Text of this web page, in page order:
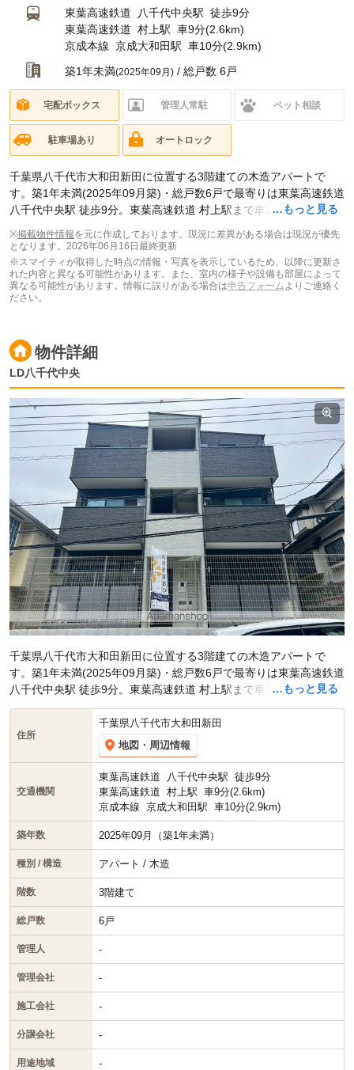
東葉高速鉄道 八千代中央駅 徒歩9分
東葉高速鉄道 村上駅 車9分(2.6km)
京成本線 京成大和田駅 車10分(2.9km)
築1年未満(2025年09月) / 総戸数 6戸
宅配ボックス 管理人常駐 ペット相談
駐車場あり オートロック
…もっと見る
千葉県八千代市大和田新田に位置する3階建ての木造アパートで
す。築1年未満(2025年09月築)・総戸数6戸で最寄りは東葉高速鉄道
八千代中央駅 徒歩9分。東葉高速鉄道 村上駅まで車9分(2.6km)で
ます。
※掲載物件情報を元に作成しております。現況に差異がある場合は現況が優先
となります。 2026年06月16日最終更新
※スマイティが取得した時点の情報・写真を表示しているため、以降に更新さ
れた内容と異なる可能性があります。また、室内の様子や設備も部屋によって
異なる可能性があります。情報に誤りがある場合は申告フォーム よりご連絡く
ださい。
物件詳細
LD八千代中央
…もっと見る
千葉県八千代市大和田新田に位置する3階建ての木造アパートで
す。築1年未満(2025年09月築)・総戸数6戸で最寄りは東葉高速鉄道
八千代中央駅 徒歩9分。東葉高速鉄道 村上駅まで車9分(2.6km)で
す。現在スマイティに賃貸募集中の部屋が1件(1LDK)掲載されてい
住所
千葉県八千代市大和田新田
地図・周辺情報
交通機関
東葉高速鉄道 八千代中央駅 徒歩9分
東葉高速鉄道 村上駅 車9分(2.6km)
京成本線 京成大和田駅 車10分(2.9km)
築年数 2025年09月（築1年未満）
種別 / 構造 アパート / 木造
階数 3階建て
総戸数 6戸
管理人 -
管理会社 -
施工会社 -
分譲会社 -
用途地域 -